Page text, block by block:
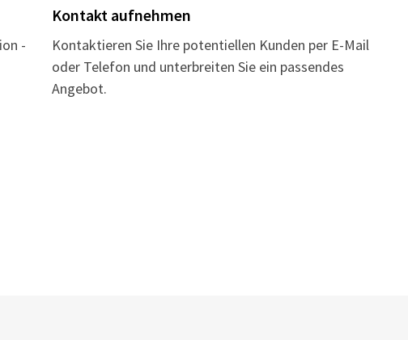
-
Kontakt aufnehmen
Kontaktieren Sie Ihre potentiellen Kunden per E-Mail
oder Telefon und unterbreiten Sie ein passendes
Angebot.